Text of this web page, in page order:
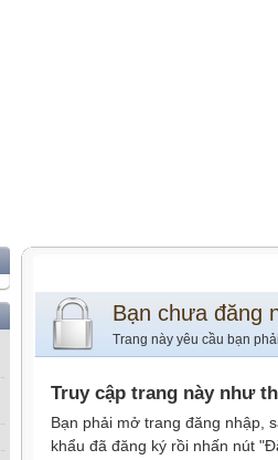
Bạn chưa đăng
Trang này yêu cầu bạn
Truy cập trang này như
Bạn phải mở trang đăng nhập,
khẩu đã đăng ký rồi nhấn nút